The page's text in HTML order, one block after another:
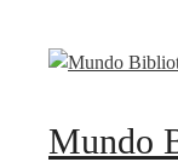
Mundo